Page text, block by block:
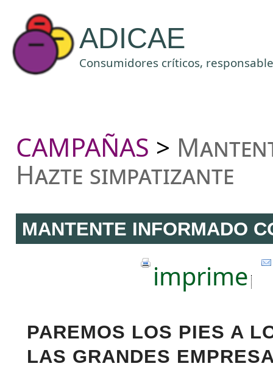
ADICAE
Consumidores críticos,
CAMPAÑAS >
Hazte simpatizante
MANTENTE INFORMADO
imprime
PAREMOS LOS PIES A
LAS GRANDES